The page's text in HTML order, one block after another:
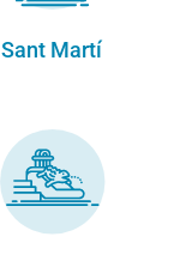
Sant Martí